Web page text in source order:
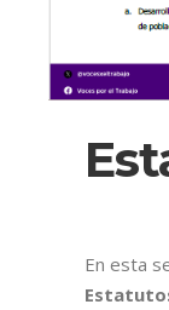
En esta